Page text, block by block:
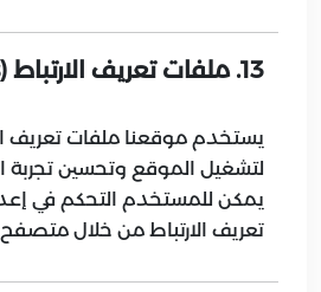
13. ملفات تعريف الارتباط (Cookies)
يستخدم موقعنا ملفات تعريف
لتشغيل الموقع وتحسين تجربة
يمكن للمستخدم التحكم في
تعريف الارتباط من خلال متصفح